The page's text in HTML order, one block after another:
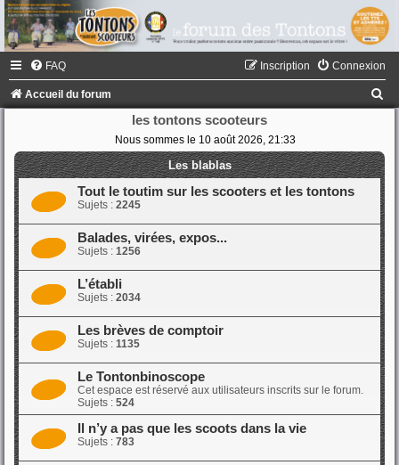
FAQ Connexion
Inscription
Accueil du forum
les tontons scooteurs
Nous sommes le 10 août 2026, 21:33
Les blablas
Tout le toutim sur les scooters et les tontons
Sujets : 2245
Balades, virées, expos...
Sujets : 1256
L’établi
Sujets : 2034
Les brèves de comptoir
Sujets : 1135
Le Tontonbinoscope
Cet espace est réservé aux utilisateurs inscrits sur le forum.
Sujets : 524
Il n’y a pas que les scoots dans la vie
Sujets : 783